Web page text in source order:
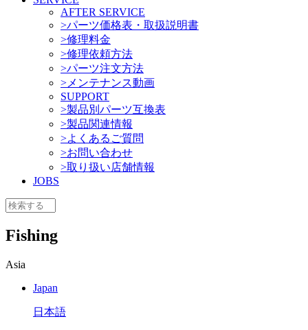
AFTER SERVICE
>パーツ価格表・取扱説明書
>修理料金
>修理依頼方法
>パーツ注文方法
>メンテナンス動画
SUPPORT
>製品別パーツ互換表
>製品関連情報
>よくあるご質問
>お問い合わせ
>取り扱い店舗情報
JOBS
Fishing
Asia
Japan
日本語